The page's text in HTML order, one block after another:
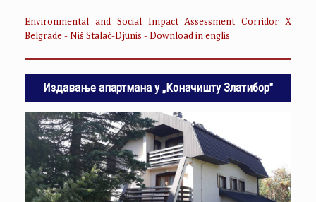
Environmental and Social Impact Assessment Corridor X
Belgrade - Niš Stalać-Djunis - Download in englis
Издавање апартмана у „Коначишту Златибор"